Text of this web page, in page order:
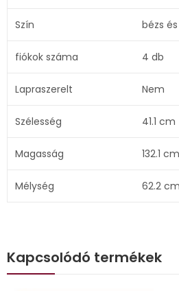
Szín bézs
fiókok száma 4 db
Lapraszerelt Nem
Szélesség 41.1 cm
Magasság 132.1 cm
Mélység 62.2 cm
Kapcsolódó termékek